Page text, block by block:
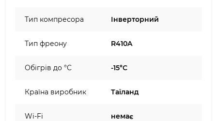
Тип компресора Інверторний
Тип фреону R410A
Обігрів до °C -15°C
Країна виробник Таїланд
Wi-Fi немає